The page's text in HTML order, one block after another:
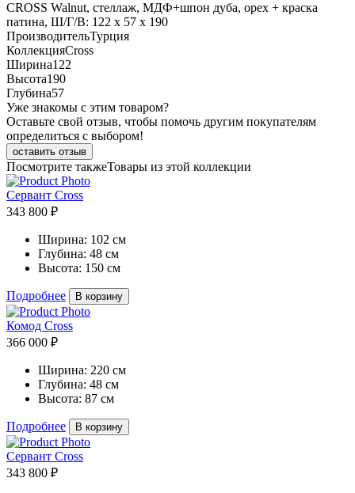
CROSS Walnut, стеллаж, МДФ+шпон дуба, орех + краска
патина, Ш/Г/В: 122 х 57 х 190
ПроизводительТурция
КоллекцияCross
Ширина122
Высота190
Глубина57
Уже знакомы с этим товаром?
Оставьте свой отзыв, чтобы помочь другим покупателям
определиться с выбором!
оставить отзыв
Посмотрите такжеТовары из этой коллекции
Сервант Cross
343 800 ₽
Ширина: 102 см
Глубина: 48 см
Высота: 150 см
Подробнее В корзину
Комод Cross
366 000 ₽
Ширина: 220 см
Глубина: 48 см
Высота: 87 см
Подробнее В корзину
Сервант Cross
343 800 ₽